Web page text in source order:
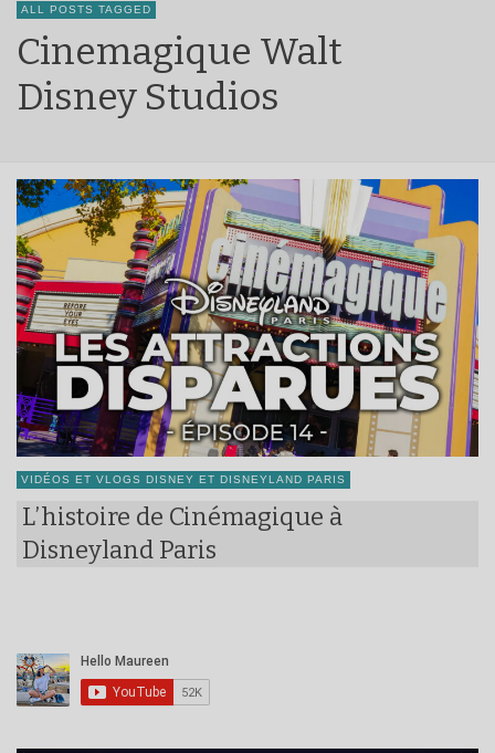
ALL POSTS TAGGED
Cinemagique Walt
Disney Studios
VIDÉOS ET VLOGS DISNEY ET DISNEYLAND PARIS
L’histoire de Cinémagique à
Disneyland Paris